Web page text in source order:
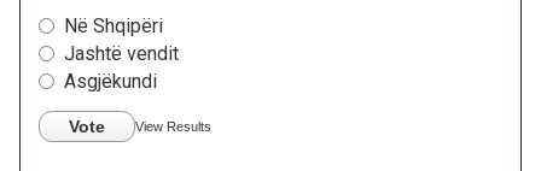
Në Shqipëri
Jashtë vendit
Asgjëkundi
Vote View Results